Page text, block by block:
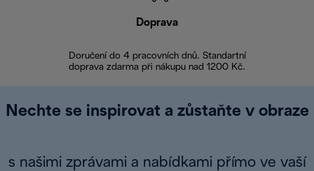
Doprava
Doručení do 4 pracovních dnů. Standartní
doprava zdarma při nákupu nad 1200 Kč.
Nechte se inspirovat a zůstaňte v obraze
s našimi zprávami a nabídkami přímo ve vaší